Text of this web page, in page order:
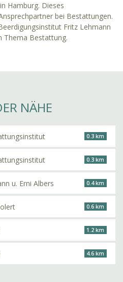
Hamburg. Dieses
bei Bestattungen.
Fritz Lehmann
Thema Bestattung.
NÄHE
0.3 km
0.3 km
u. Erni Albers 0.4 km
0.6 km
1.2 km
4.6 km